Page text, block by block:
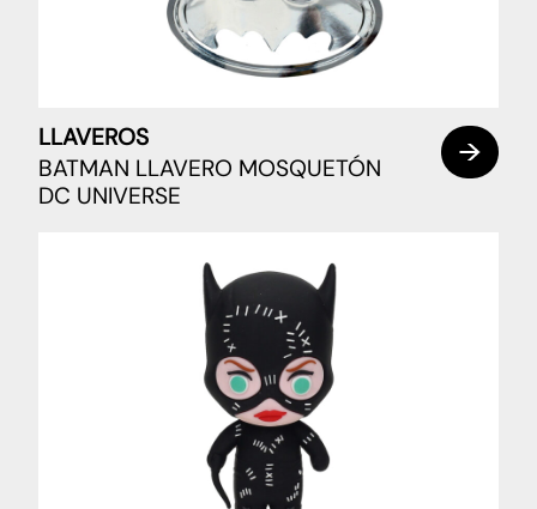
LLAVEROS
BATMAN LLAVERO MOSQUETÓN
DC UNIVERSE